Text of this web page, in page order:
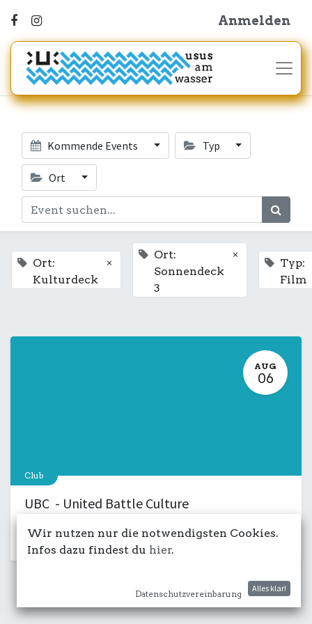
Anmelden
Kommende Events Typ
Ort
Ort:
Kulturdeck
×
Ort:
Sonnendeck
3
×
Typ:
Film
AUG
06
Club
UBC - United Battle Culture
Kulturdeck Musik LIVE Salon
Wir nutzen nur die notwendigsten Cookies.
Infos dazu findest du hier.
Datenschutzvereinbarung
Alles klar!